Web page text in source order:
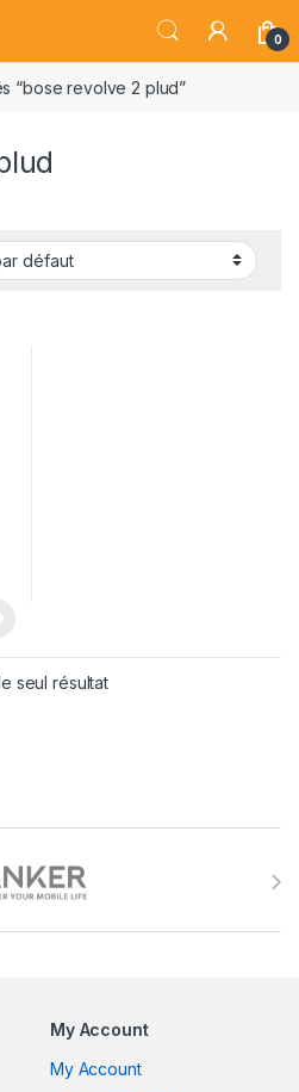
0
“bose revolve 2 plud”
seul résultat
My Account
My Account